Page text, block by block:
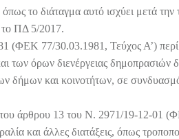
το διάταγμα αυτό ισχύει μετά
το ΠΔ 5/2017.
(ΦΕΚ 77/30.03.1981, Τεύχος Α’) περί
των όρων διενέργειας δημοπρασιών
δήμων και κοινοτήτων, σε
του άρθρου 13 του Ν. 2971/19-12-01
και άλλες διατάξεις, όπως